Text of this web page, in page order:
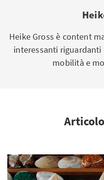
Heike Gross è content
interessanti riguardanti
mobilità e